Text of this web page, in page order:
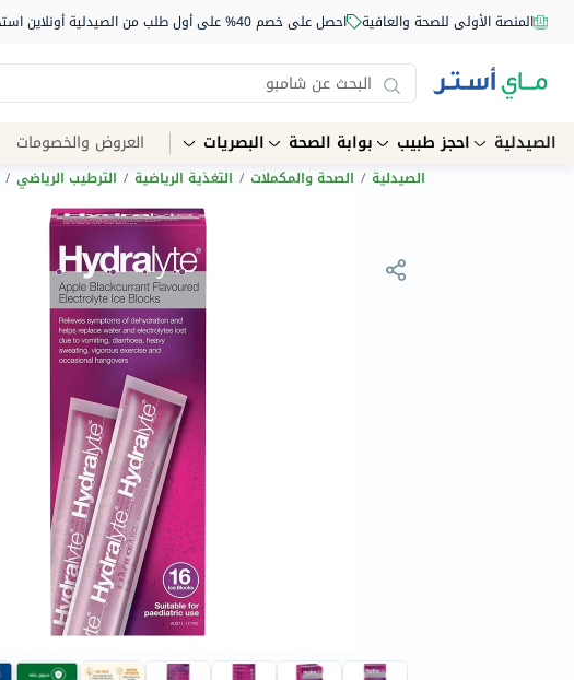
المنصة الأولى للصحة والعافية احصل على خصم 40% على أول طلب من الصيدلية أونلاين استخدم الكود: NEW40
الصيدلية احجز طبيب بوابة الصحة البصريات العروض والخصومات
الصيدلية / الصحة والمكملات / التغذية الرياضية / الترطيب الرياضي /